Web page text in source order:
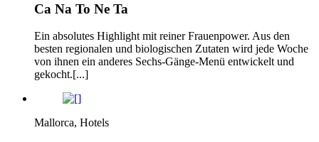
Ca Na To Ne Ta
Ein absolutes Highlight mit reiner Frauenpower. Aus den
besten regionalen und biologischen Zutaten wird jede Woche
von ihnen ein anderes Sechs-Gänge-Menü entwickelt und
gekocht.[...]
Mallorca, Hotels